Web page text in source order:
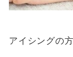
アイシングの